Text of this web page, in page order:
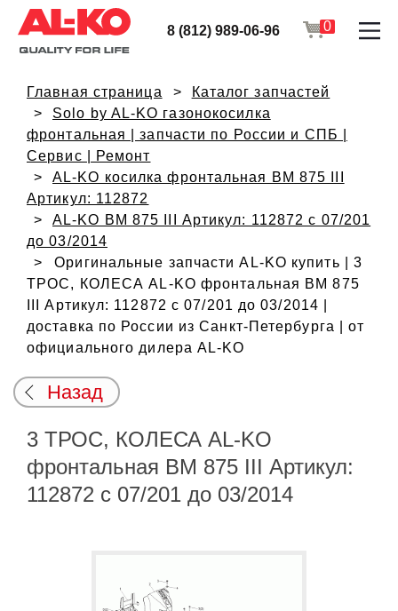
8 (812) 989-06-96 0
Главная страница
Каталог запчастей
Solo by AL-KO газонокосилка
фронтальная | запчасти по России и СПБ |
Сервис | Ремонт
AL-KO косилка фронтальная BM 875 III
Артикул: 112872
AL-KO BM 875 III Артикул: 112872 с 07/201
до 03/2014
Оригинальные запчасти AL-KO купить | 3
ТРОС, КОЛЕСА AL-KO фронтальная BM 875
III Артикул: 112872 с 07/201 до 03/2014 |
доставка по России из Санкт-Петербурга | от
официального дилера AL-KO
Назад
3 ТРОС, КОЛЕСА AL-KO
фронтальная BM 875 III Артикул:
112872 с 07/201 до 03/2014